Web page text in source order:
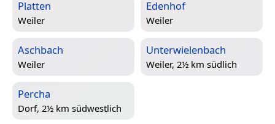
Platten
Weiler
Edenhof
Weiler
Aschbach
Weiler
Unterwielenbach
Weiler, 2½ km südlich
Percha
Dorf, 2½ km südwestlich